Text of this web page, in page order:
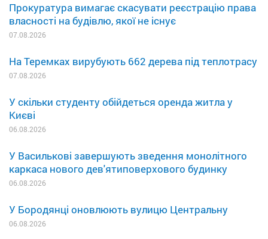
Прокуратура вимагає скасувати реєстрацію права
власності на будівлю, якої не існує
07.08.2026
На Теремках вирубують 662 дерева під теплотрасу
07.08.2026
У скільки студенту обійдеться оренда житла у
Києві
06.08.2026
У Василькові завершують зведення монолітного
каркаса нового дев'ятиповерхового будинку
06.08.2026
У Бородянці оновлюють вулицю Центральну
06.08.2026